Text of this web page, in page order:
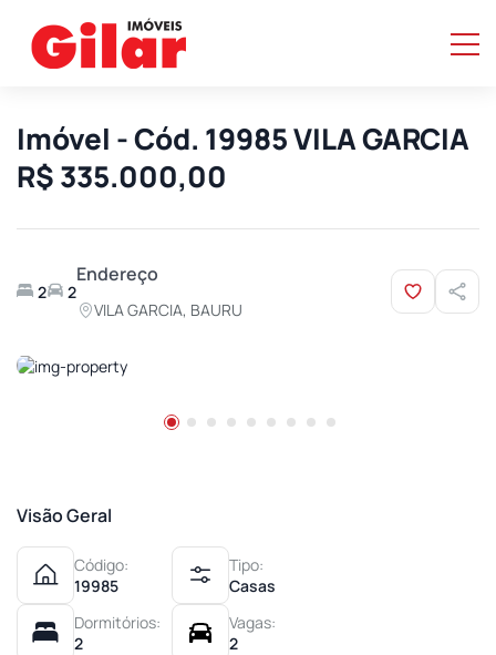
Imóvel - Cód. 19985 VILA GARCIA
R$ 335.000,00
2 2
Endereço
VILA GARCIA, BAURU
Visão Geral
Código:
19985
Tipo:
Casas
Dormitórios:
2
Vagas:
2